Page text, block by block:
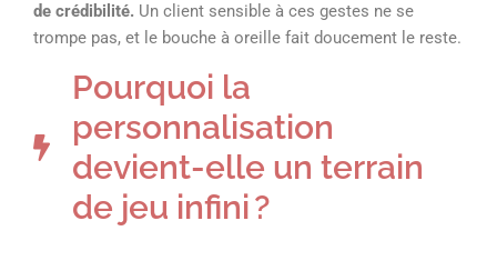
de crédibilité. Un client sensible à ces gestes ne se
trompe pas, et le bouche à oreille fait doucement le reste.
Pourquoi la
personnalisation
devient-elle un terrain
de jeu infini ?